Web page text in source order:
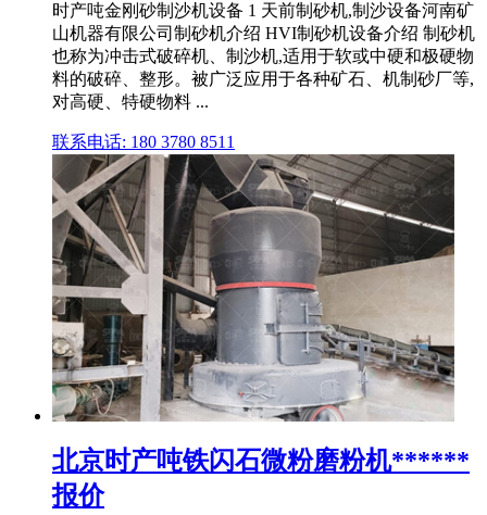
时产吨金刚砂制沙机设备 1 天前制砂机,制沙设备河南矿
山机器有限公司制砂机介绍 HVI制砂机设备介绍 制砂机
也称为冲击式破碎机、制沙机,适用于软或中硬和极硬物
料的破碎、整形。被广泛应用于各种矿石、机制砂厂等,
对高硬、特硬物料 ...
联系电话: 180 3780 8511
北京时产吨铁闪石微粉磨粉机******
报价